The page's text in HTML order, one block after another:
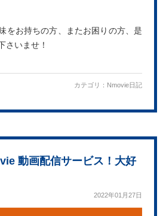
をお持ちの方、またお困りの方、是
さいませ！
カテゴリ： Nmovie日記
動画配信サービス！大好
2022年01月27日